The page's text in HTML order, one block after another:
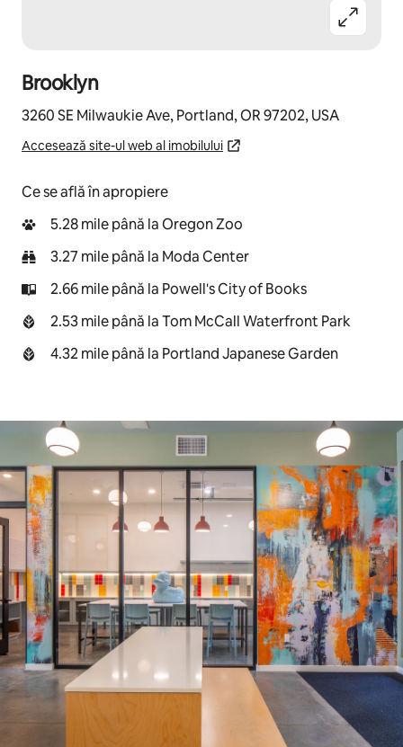
Brooklyn
3260 SE Milwaukie Ave, Portland, OR 97202, USA
Accesează site-ul web al imobilului
Ce se află în apropiere
5.28 mile până la Oregon Zoo
3.27 mile până la Moda Center
2.66 mile până la Powell's City of Books
2.53 mile până la Tom McCall Waterfront Park
4.32 mile până la Portland Japanese Garden